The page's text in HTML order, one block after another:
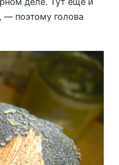
поэтому голова